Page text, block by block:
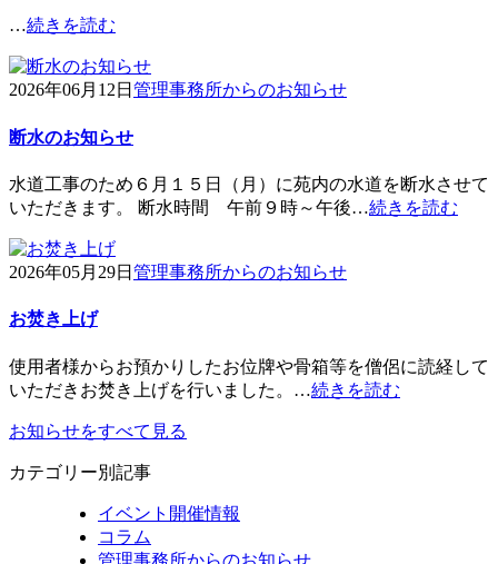
…続きを読む
2026年06月12日 管理事務所からのお知らせ
断水のお知らせ
水道工事のため６月１５日（月）に苑内の水道を断水させて
いただきます。 断水時間 午前９時～午後…続きを読む
2026年05月29日 管理事務所からのお知らせ
お焚き上げ
使用者様からお預かりしたお位牌や骨箱等を僧侶に読経して
いただきお焚き上げを行いました。…続きを読む
お知らせをすべて見る
カテゴリー別記事
イベント開催情報
コラム
管理事務所からのお知らせ